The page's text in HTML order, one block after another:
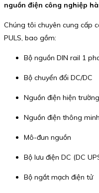
nguồn điện công nghiệp
Chúng tôi chuyên cung cấp
PULS, bao gồm:
Bộ nguồn DIN rail 1
Bộ chuyển đổi DC/DC
Nguồn điện hiện trường
Nguồn điện thông minh
Mô-đun nguồn
Bộ lưu điện DC (DC
Bộ ngắt mạch điện tử